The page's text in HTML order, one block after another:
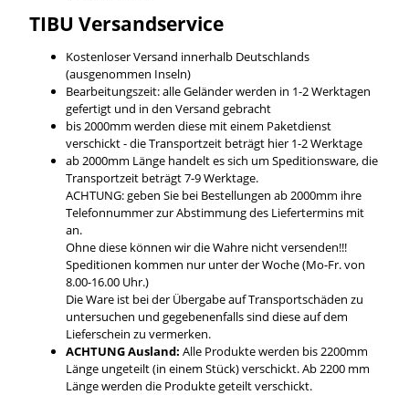
TIBU Versandservice
Kostenloser Versand innerhalb Deutschlands
(ausgenommen Inseln)
Bearbeitungszeit: alle Geländer werden in 1-2 Werktagen
gefertigt und in den Versand gebracht
bis 2000mm werden diese mit einem Paketdienst
verschickt - die Transportzeit beträgt hier 1-2 Werktage
ab 2000mm Länge handelt es sich um Speditionsware, die
Transportzeit beträgt 7-9 Werktage.
ACHTUNG: geben Sie bei Bestellungen ab 2000mm ihre
Telefonnummer zur Abstimmung des Liefertermins mit
an.
Ohne diese können wir die Wahre nicht versenden!!!
Speditionen kommen nur unter der Woche (Mo-Fr. von
8.00-16.00 Uhr.)
Die Ware ist bei der Übergabe auf Transportschäden zu
untersuchen und gegebenenfalls sind diese auf dem
Lieferschein zu vermerken.
ACHTUNG Ausland: Alle Produkte werden bis 2200mm
Länge ungeteilt (in einem Stück) verschickt. Ab 2200 mm
Länge werden die Produkte geteilt verschickt.